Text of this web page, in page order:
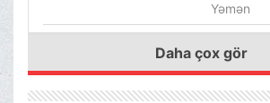
Yəmən
cahillik
dövrünə
nümunə
Daha çox gör